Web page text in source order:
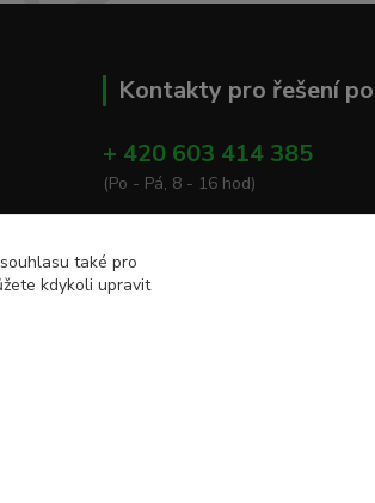
Kontakty pro řešení
+ 420 603 414 385
(Po - Pá, 8 - 16 hod)
také pro
kdykoli upravit